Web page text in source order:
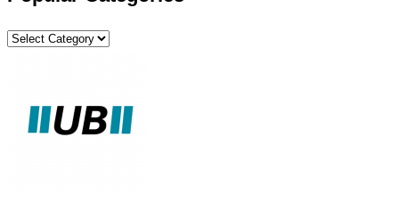
Popular